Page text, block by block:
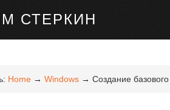
СТЕРКИН
Home → Windows → Создание